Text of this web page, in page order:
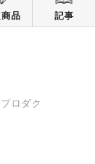
品 記事
ロダク